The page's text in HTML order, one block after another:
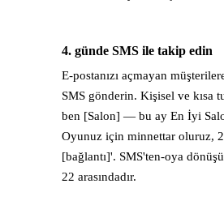
4. günde SMS ile takip edin
E-postanızı açmayan
SMS gönderin. Kişisel ve kısa
ben [Salon] — bu ay En İyi
Oyunuz için minnettar oluruz,
[bağlantı]'. SMS'ten-oya
22 arasındadır.